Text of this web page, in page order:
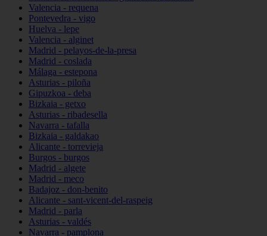
Valencia - requena
Pontevedra - vigo
Huelva - lepe
Valencia - alginet
Madrid - pelayos-de-la-presa
Madrid - coslada
Málaga - estepona
Asturias - piloña
Gipuzkoa - deba
Bizkaia - getxo
Asturias - ribadesella
Navarra - tafalla
Bizkaia - galdakao
Alicante - torrevieja
Burgos - burgos
Madrid - algete
Madrid - meco
Badajoz - don-benito
Alicante - sant-vicent-del-raspeig
Madrid - parla
Asturias - valdés
Navarra - pamplona